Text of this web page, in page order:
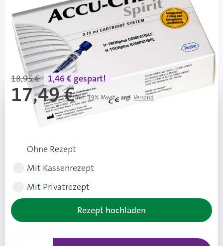
PZN: 02730263 / Diashop.de Kat.-Nr.110552
sofort verfügbar
Lieferzeit 1-3 Werktage
Mehr über das Produkt
18,95 € 1,46 € gespart!
17,49 €Inkl. 19% Mwst., zzgl. Versand
UVP: 18,95 €
Ohne Rezept
Mit Kassenrezept
Mit Privatrezept
Rezept hochladen